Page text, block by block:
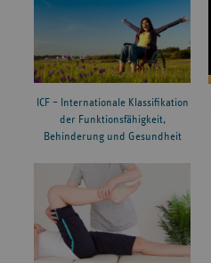
ICF – Internationale Klassifikation
der Funktionsfähigkeit,
Behinderung und Gesundheit